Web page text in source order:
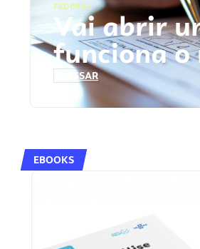
FEDERAL
Vai abrir
funciona o
ACESSAR
EBOOKS